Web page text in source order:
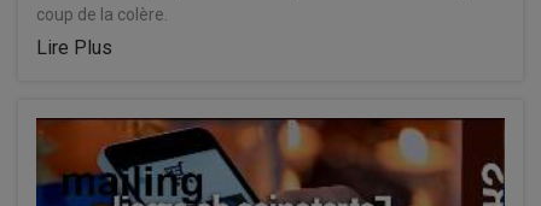
coup de la colère.
Lire Plus